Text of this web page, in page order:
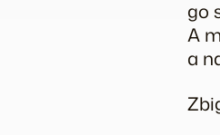
go
A
a